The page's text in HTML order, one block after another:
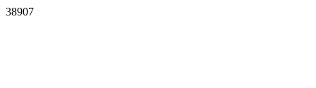
38907